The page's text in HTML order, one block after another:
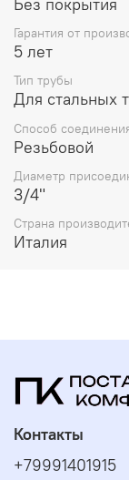
Гарантия от
5 лет
Тип трубы
Для стальных
Способ
Резьбовой
Диаметр
3/4"
Страна
Италия
Контакты
+79991401915